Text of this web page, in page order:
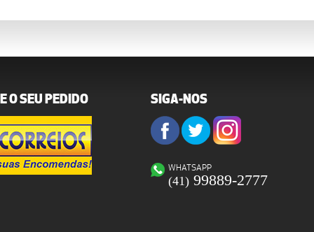
O SEU PEDIDO SIGA-NOS
WHATSAPP
(41)99889-2777